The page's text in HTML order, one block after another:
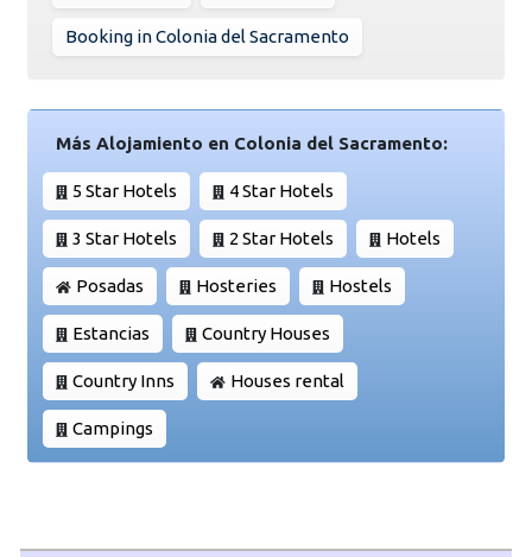
Booking in Colonia del Sacramento
Más Alojamiento en Colonia del Sacramento:
5 Star Hotels 4 Star Hotels
3 Star Hotels 2 Star Hotels Hotels
Posadas Hosteries Hostels
Estancias Country Houses
Country Inns Houses rental
Campings